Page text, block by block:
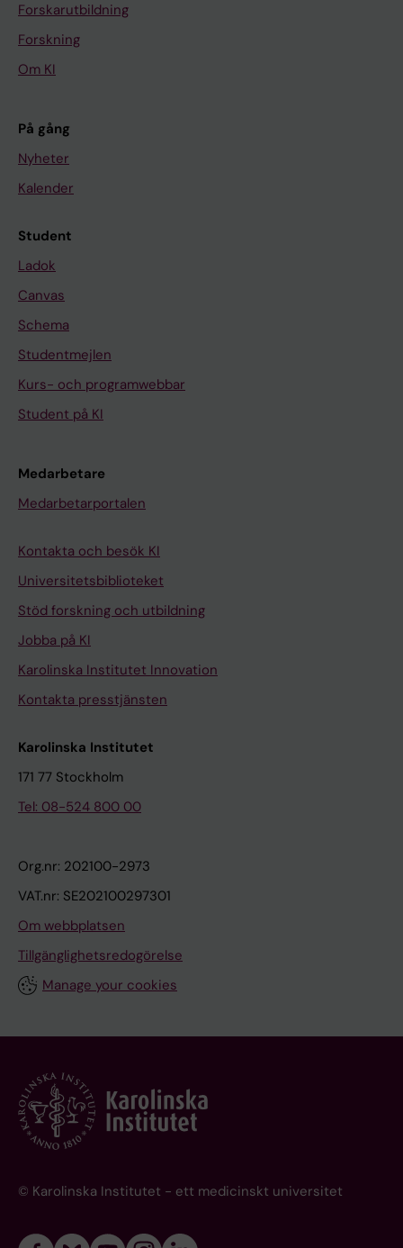
Forskarutbildning
Forskning
Om KI
På gång
Nyheter
Kalender
Student
Ladok
Canvas
Schema
Studentmejlen
Kurs- och programwebbar
Student på KI
Medarbetare
Medarbetarportalen
Kontakta och besök KI
Universitetsbiblioteket
Stöd forskning och utbildning
Jobba på KI
Karolinska Institutet Innovation
Kontakta presstjänsten
Karolinska Institutet
171 77 Stockholm
Tel: 08-524 800 00
Org.nr: 202100-2973
VAT.nr: SE202100297301
Om webbplatsen
Tillgänglighetsredogörelse
Manage your cookies
© Karolinska Institutet - ett medicinskt universitet